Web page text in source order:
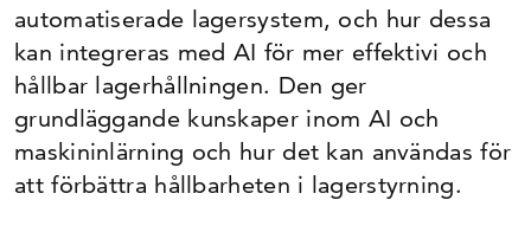
automatiserade lagersystem, och hur dessa
kan integreras med AI för mer effektivi och
hållbar lagerhållningen. Den ger
grundläggande kunskaper inom AI och
maskininlärning och hur det kan användas för
att förbättra hållbarheten i lagerstyrning.